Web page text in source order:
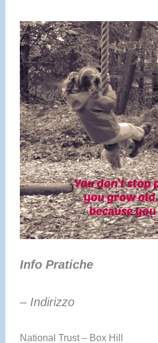
Info Pratiche
– Indirizzo
National Trust – Box Hill